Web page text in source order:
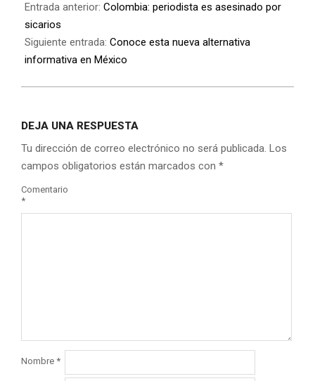
Entrada anterior: Colombia: periodista es asesinado por
sicarios
Siguiente entrada: Conoce esta nueva alternativa
informativa en México
DEJA UNA RESPUESTA
Tu dirección de correo electrónico no será publicada. Los
campos obligatorios están marcados con *
Comentario
*
Nombre *